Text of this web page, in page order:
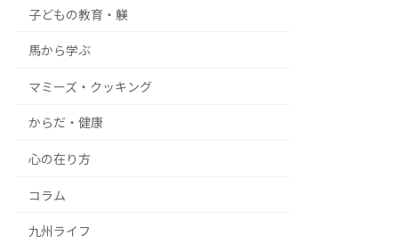
子どもの教育・躾
馬から学ぶ
マミーズ・クッキング
からだ・健康
心の在り方
コラム
九州ライフ